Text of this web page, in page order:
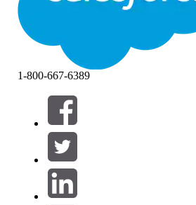
Filtros (0)
SELECCIONAR FILTROS
Área de productos
1-800-667-6389